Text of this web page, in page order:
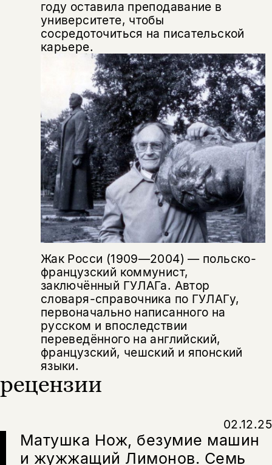
году оставила преподавание в
университете, чтобы
сосредоточиться на писательской
карьере.
Жак Росси (1909—2004) — польско-
французский коммунист,
заключённый ГУЛАГа. Автор
словаря-справочника по ГУЛАГу,
первоначально написанного на
русском и впоследствии
переведённого на английский,
французский, чешский и японский
языки.
рецензии
Матушка Нож, безумие машин
и жужжащий Лимонов. Семь
02.12.25
Копировать
ссылку
нет, вернуться назад